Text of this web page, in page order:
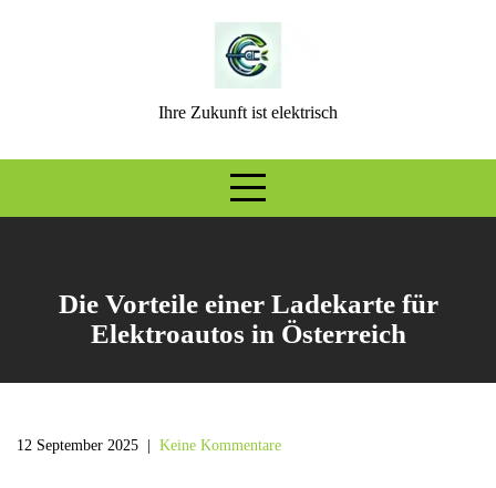
Ihre Zukunft ist elektrisch
Die Vorteile einer Ladekarte für
Elektroautos in Österreich
12 September 2025 Keine Kommentare